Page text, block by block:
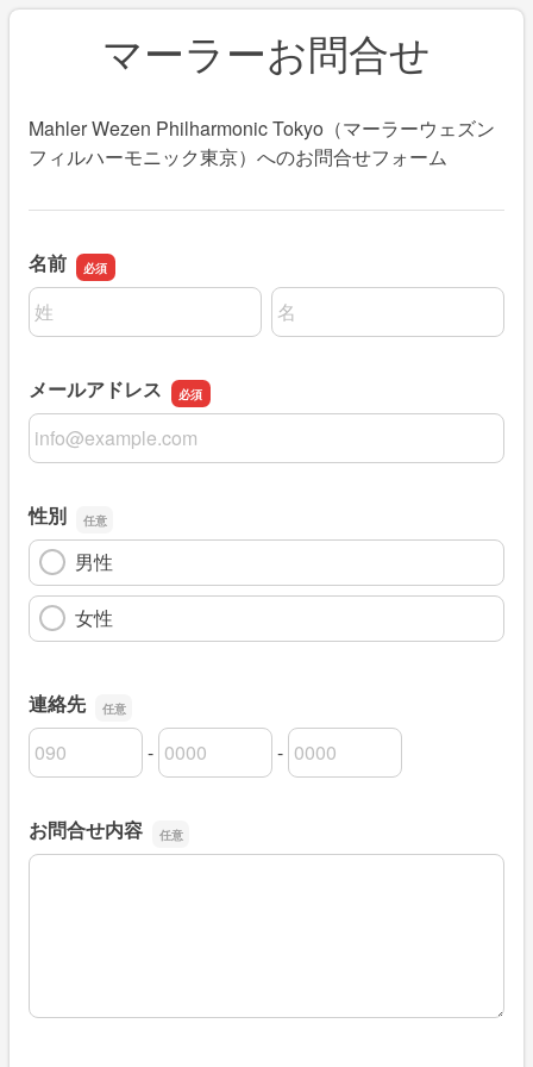
マーラーお問合せ
Mahler Wezen Philharmonic Tokyo（マーラーウェズン
フィルハーモニック東京）へのお問合せフォーム
名前
名前の姓
名前の名
メールアドレス
メールアドレス
性別
男性
女性
連絡先
連絡先の市外局番
-
連絡先の市内局番 -
連絡先の加入者番号
お問合せ内容
お問合せ内容